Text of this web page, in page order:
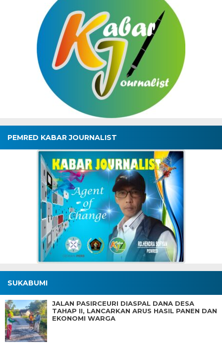
PEMRED KABAR JOURNALIST
SUKABUMI
JALAN PASIRCEURI DIASPAL DANA DESA
TAHAP II, LANCARKAN ARUS HASIL PANEN DAN
EKONOMI WARGA